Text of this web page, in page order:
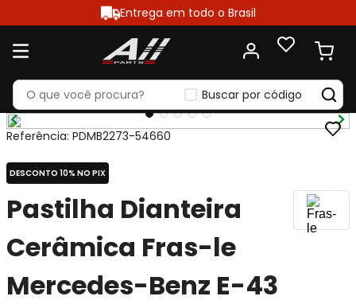
Entrega em todo o Brasil
Buscar por código
Referência: PDMB2273-54660
DESCONTO 10% NO PIX
Pastilha Dianteira
Cerâmica Fras-le
Mercedes-Benz E-43